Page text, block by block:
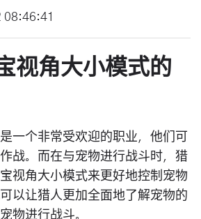
视角大小模式的
一个非常受欢迎的职业，他们可
战。而在与宠物进行战斗时，猎
视角大小模式来更好地控制宠物
以让猎人更加全面地了解宠物的
物进行战斗。